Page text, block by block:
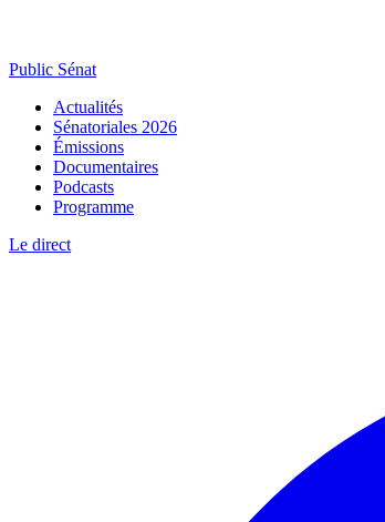
Public Sénat
Actualités
Sénatoriales 2026
Émissions
Documentaires
Podcasts
Programme
Le direct